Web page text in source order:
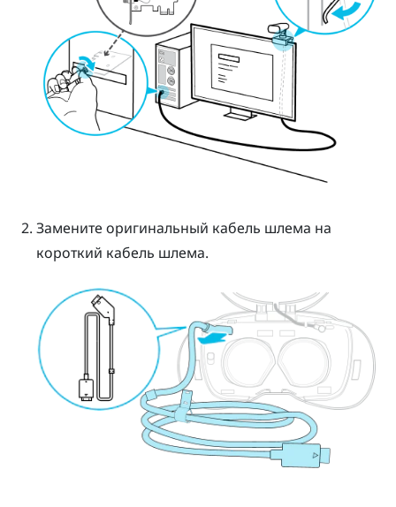
Замените оригинальный кабель шлема на
короткий кабель шлема.